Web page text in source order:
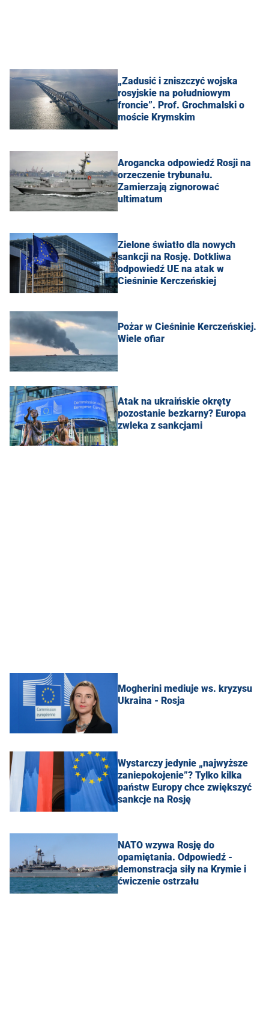
„Zadusić i zniszczyć wojska
rosyjskie na południowym
froncie”. Prof. Grochmalski o
moście Krymskim
Arogancka odpowiedź Rosji na
orzeczenie trybunału.
Zamierzają zignorować
ultimatum
Zielone światło dla nowych
sankcji na Rosję. Dotkliwa
odpowiedź UE na atak w
Cieśninie Kerczeńskiej
Pożar w Cieśninie Kerczeńskiej.
Wiele ofiar
Atak na ukraińskie okręty
pozostanie bezkarny? Europa
zwleka z sankcjami
Mogherini mediuje ws. kryzysu
Ukraina - Rosja
Wystarczy jedynie „najwyższe
zaniepokojenie”? Tylko kilka
państw Europy chce zwiększyć
sankcje na Rosję
NATO wzywa Rosję do
opamiętania. Odpowiedź -
demonstracja siły na Krymie i
ćwiczenie ostrzału